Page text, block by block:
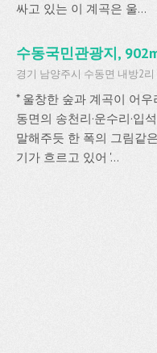
싸고 있는 이 계곡은 울...
수동국민관광지,
경기 남양주시 수동면 내방2리
* 울창한 숲과 계곡이 어
동면의 송천리·운수리·입
말해주듯 한 폭의 그림같
기가 흐르고 있어 '...